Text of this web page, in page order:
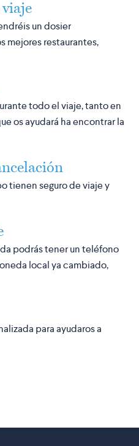
un dosier
mejores restaurantes,
todo el viaje, tanto en
os ayudará ha encontrar la
tienen seguro de viaje y
podrás tener un teléfono
local ya cambiado,
para ayudaros a